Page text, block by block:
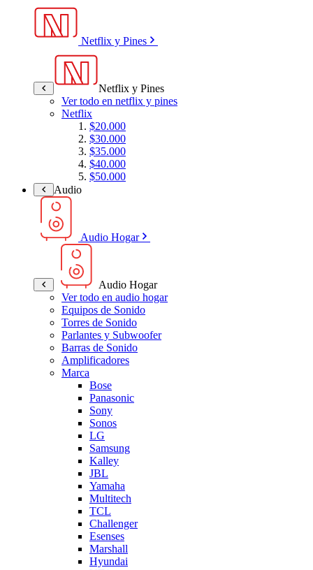
Netflix y Pines
Netflix y Pines
Ver todo en netflix y pines
Netflix
$20.000
$30.000
$35.000
$40.000
$50.000
Audio
Audio Hogar
Audio Hogar
Ver todo en audio hogar
Equipos de Sonido
Torres de Sonido
Parlantes y Subwoofer
Barras de Sonido
Amplificadores
Marca
Bose
Panasonic
Sony
Sonos
LG
Samsung
Kalley
JBL
Yamaha
Multitech
TCL
Challenger
Esenses
Marshall
Hyundai